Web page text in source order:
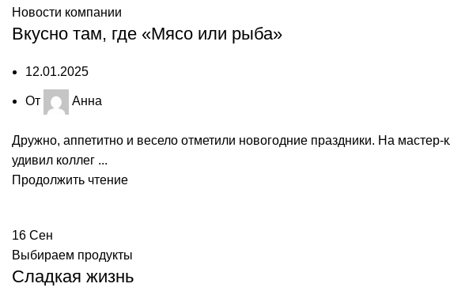
Новости компании
Вкусно там, где «Мясо или рыба»
12.01.2025
От Анна
Дружно, аппетитно и весело отметили новогодние праздники. На
удивил коллег ...
Продолжить чтение
16 Сен
Выбираем продукты
Сладкая жизнь